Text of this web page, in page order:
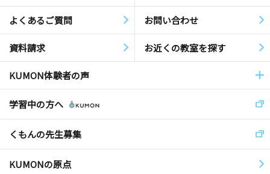
よくあるご質問 お問い合わせ
資料請求 お近くの教室を探す
KUMON体験者の声
学習中の方へ
くもんの先生募集
KUMONの原点